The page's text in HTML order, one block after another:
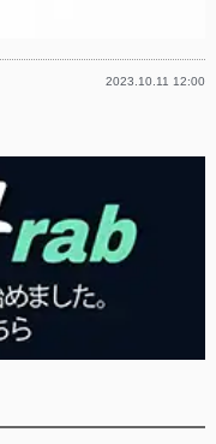
2023.10.11 12:00